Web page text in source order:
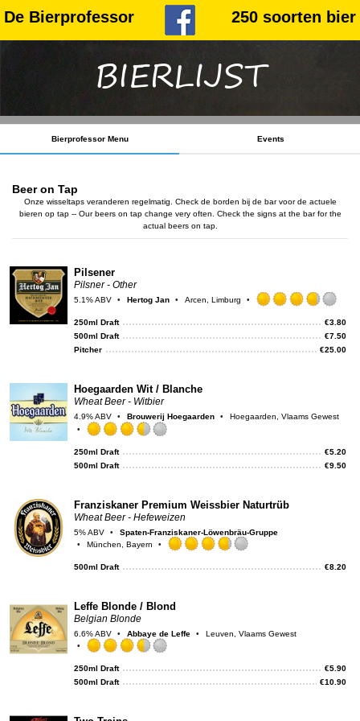
De Bierprofessor 250 soorten bier
BIERLIJST
Bierprofessor Menu Events
Beer on Tap
Onze wisseltaps veranderen regelmatig. Check de borden bij de bar voor de actuele
bieren op tap -- Our beers on tap change very often. Check the signs at the bar for the
actual beers on tap.
Pilsener
Pilsner - Other
5.1% ABV Hertog Jan
Arcen, Limburg
3.75
out
250ml Draft €3.80
500ml Draft
€7.50
Pitcher
€25.00
Hoegaarden Wit / Blanche
Wheat Beer - Witbier
4.9% ABV Brouwerij Hoegaarden Hoegaarden, Vlaams Gewest
Untappd
250ml Draft €5.20
500ml Draft
€9.50
Franziskaner Premium Weissbier Naturtrüb
Wheat Beer - Hefeweizen
5% ABV
Spaten-Franziskaner-Löwenbräu-Gruppe
München, Bayern
500ml Draft €8.20
Leffe Blonde / Blond
Belgian Blonde
6.6% ABV Abbaye de Leffe Leuven, Vlaams Gewest
250ml Draft €5.90
500ml Draft
€10.90